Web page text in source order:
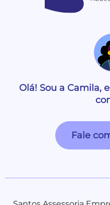
Olá! Sou a Camila,
Fale